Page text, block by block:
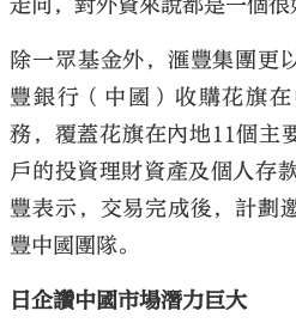
走向，對外資來說都是一個很
除一眾基金外，滙豐集團更
豐銀行（中國）收購花旗
務，覆蓋花旗在內地11個主
戶的投資理財資產及個人存
豐表示，交易完成後，計劃
豐中國團隊。
日企讚中國市場潛力巨大